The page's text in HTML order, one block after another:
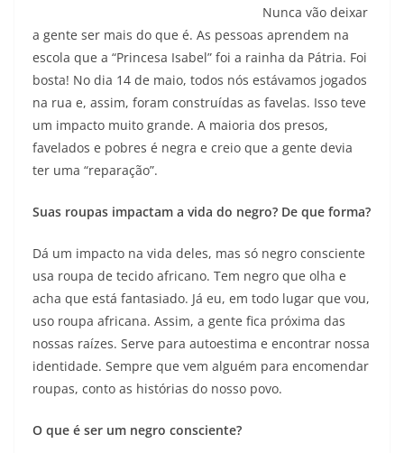
Nunca vão deixar
a gente ser mais do que é. As pessoas aprendem na
escola que a “Princesa Isabel” foi a rainha da Pátria. Foi
bosta! No dia 14 de maio, todos nós estávamos jogados
na rua e, assim, foram construídas as favelas. Isso teve
um impacto muito grande. A maioria dos presos,
favelados e pobres é negra e creio que a gente devia
ter uma “reparação”.
Suas roupas impactam a vida do negro? De que forma?
Dá um impacto na vida deles, mas só negro consciente
usa roupa de tecido africano. Tem negro que olha e
acha que está fantasiado. Já eu, em todo lugar que vou,
uso roupa africana. Assim, a gente fica próxima das
nossas raízes. Serve para autoestima e encontrar nossa
identidade. Sempre que vem alguém para encomendar
roupas, conto as histórias do nosso povo.
O que é ser um negro consciente?